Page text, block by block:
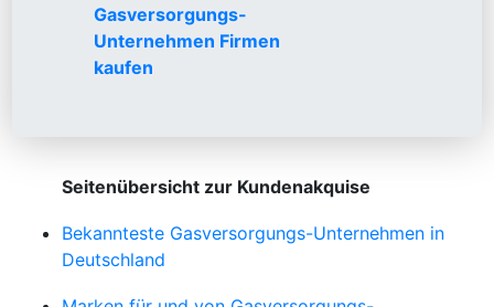
Gasversorgungs-
Unternehmen Firmen
kaufen
Seitenübersicht zur Kundenakquise
Bekannteste Gasversorgungs-Unternehmen in
Deutschland